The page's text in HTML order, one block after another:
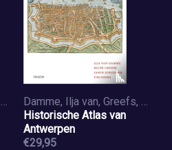
Abrahamse, Jaap Evert, Hooff, Giel van, Uitterhoeve, Wilfried
Damme, Ilja van, Greefs, Hilde, Soens, Tim, Jongepier, Iason
Historische Atlas van
Antwerpen
€29,95